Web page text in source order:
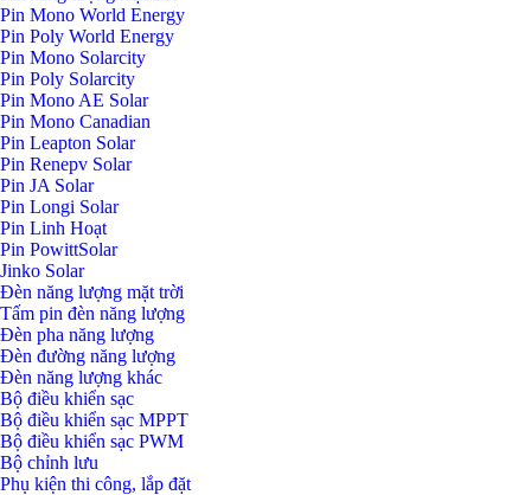
Pin Mono World Energy
Pin Poly World Energy
Pin Mono Solarcity
Pin Poly Solarcity
Pin Mono AE Solar
Pin Mono Canadian
Pin Leapton Solar
Pin Renepv Solar
Pin JA Solar
Pin Longi Solar
Pin Linh Hoạt
Pin PowittSolar
Jinko Solar
Đèn năng lượng mặt trời
Tấm pin đèn năng lượng
Đèn pha năng lượng
Đèn đường năng lượng
Đèn năng lượng khác
Bộ điều khiển sạc
Bộ điều khiển sạc MPPT
Bộ điều khiển sạc PWM
Bộ chỉnh lưu
Phụ kiện thi công, lắp đặt